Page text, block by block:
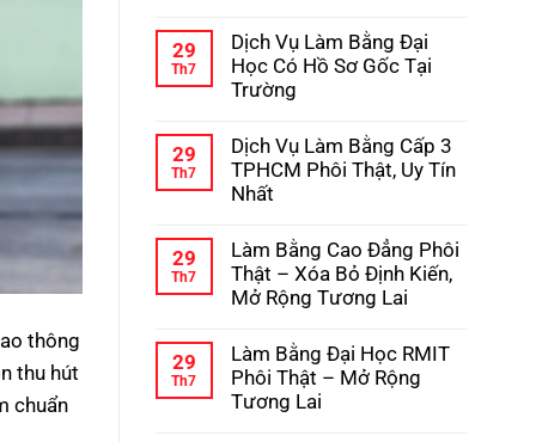
thông
thu hút
chuẩn
Gốc
Chuẩn
Bằng
Cao
Đẳng
Hợp
Phôi
Thật
bình
luận
ở
Hướng
Tiết
Quy
Trình
Làm
Học
Hợp
Pháp
29
Th7
Dịch Vụ Làm Bằng Đại
Học Có Hồ Sơ Gốc Tại
Trường
bình
luận
ở
Dịch
Bằng
Đại
Học
Có
Gốc
Tại
Trường
29
Th7
Dịch Vụ Làm Bằng Cấp 3
TPHCM Phôi Thật, Uy Tín
Nhất
bình
luận
ở
Dịch
Bằng
Cấp
3
TPHCM
29
Th7
Làm Bằng Cao Đẳng Phôi
Thật – Xóa Bỏ Định Kiến,
Mở Rộng Tương Lai
bình
luận
ở
Làm
29
Th7
Làm Bằng Đại Học RMIT
Phôi Thật – Mở Rộng
Tương Lai